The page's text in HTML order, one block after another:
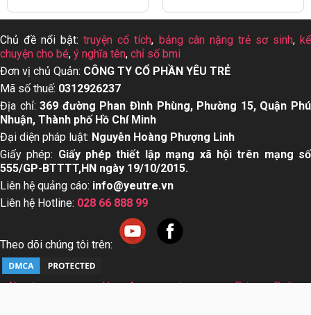
Chủ đề nổi bật:truyện cổ tích, bảng cân nặng trẻ sơ sinh,kể
chuyện cho bé, ý nghĩa tên, chỉ số bmi
Đơn vị chủ Quản: CÔNG TY CỔ PHẦN YÊU TRẺ
Mã số thuế: 0312926237
Địa chỉ:369 đường Phan Đình Phùng, Phường 15, Quận Phú
Nhuận, Thành phố Hồ Chí Minh
Đại diện pháp luật: Nguyễn Hoàng Phượng Linh
Giấy phép: Giấy phép thiết lập mạng xã hội trên mạng số
555/GP-BTTTT,HN ngày 19/10/2015.
Liên hệ quảng cáo: info@yeutre.vn
Liên hệ Hotline: 028 66 888 99
Theo dõi chúng tôi trên:
About us User Agreement
Privacy Policy